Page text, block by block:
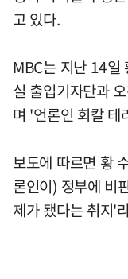
고 있다.
MBC는 지난 14일
실 출입기자단과
며 '언론인 회칼 테
보도에 따르면 황
론인이) 정부에 비
제가 됐다는 취지'